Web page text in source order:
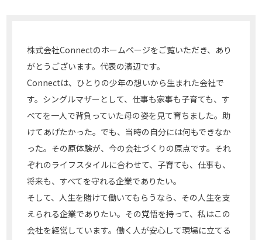
株式会社Connectのホームページをご覧いただき、あり
がとうございます。代表の濱辺です。
Connectは、ひとりの少年の想いから生まれた会社で
す。シングルマザーとして、仕事も家事も子育ても、す
べてを一人で背負っていた母の姿を見て育ちました。助
けてあげたかった。でも、当時の自分には何もできなか
った。その原体験が、今の会社づくりの原点です。それ
ぞれのライフスタイルに合わせて、子育ても、仕事も、
将来も、すべてを守れる企業でありたい。
そして、人生を賭けて働いてもらうなら、その人生を支
えられる企業でありたい。その覚悟を持って、私はこの
会社を経営しています。働く人が安心して現場に立てる